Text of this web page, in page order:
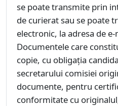
se poate transmite prin
de curierat sau se poate
electronic, la adresa de
Documentele care
copie, cu obligația
secretarului comisiei
documente, pentru
conformitate cu